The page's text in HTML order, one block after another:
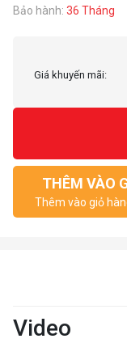
Bảo hành: 36 Tháng
Giá khuyến mãi:
THÊM VÀO
Thêm vào giỏ
Video